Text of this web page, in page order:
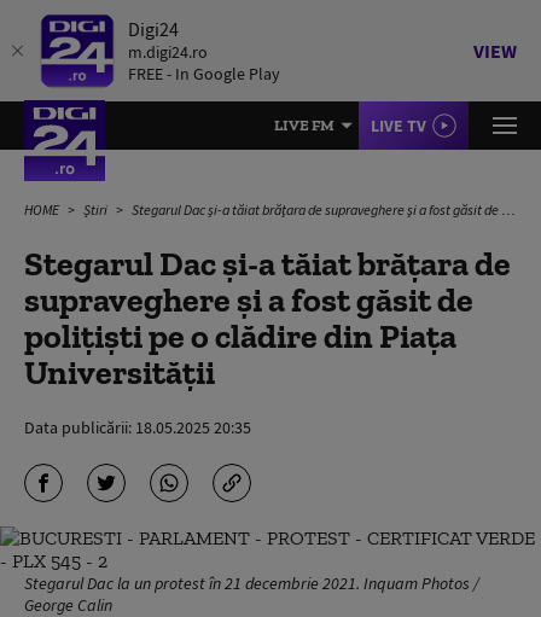
Digi24
m.digi24.ro
FREE - In Google Play
VIEW
LIVE FM LIVE TV
HOME Știri Stegarul Dac și-a tăiat brățara de supraveghere și a fost găsit de polițiști pe o clădire din Piața Universității
Stegarul Dac și-a tăiat brățara de
supraveghere și a fost găsit de
polițiști pe o clădire din Piața
Universității
Data publicării: 18.05.2025 20:35
Stegarul Dac la un protest în 21 decembrie 2021. Inquam Photos /
George Calin